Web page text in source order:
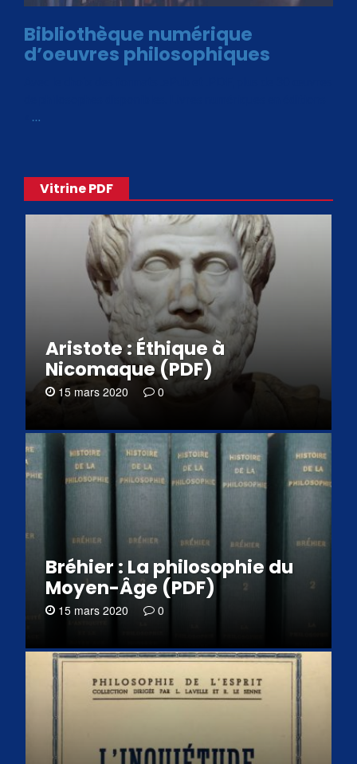
Bibliothèque numérique
d’oeuvres philosophiques
…
Vitrine PDF
Aristote : Éthique à
Nicomaque (PDF)
15 mars 2020 0
Bréhier : La philosophie du
Moyen-Âge (PDF)
15 mars 2020 0